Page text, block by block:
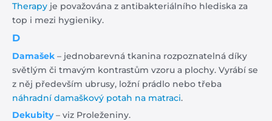
Therapy je považována z antibakteriálního hlediska za
top i mezi hygieniky.
D
Damašek – jednobarevná tkanina rozpoznatelná díky
světlým či tmavým kontrastům vzoru a plochy. Vyrábí se
z něj především ubrusy, ložní prádlo nebo třeba
náhradní damaškový potah na matraci.
Dekubity– viz Proleženiny.